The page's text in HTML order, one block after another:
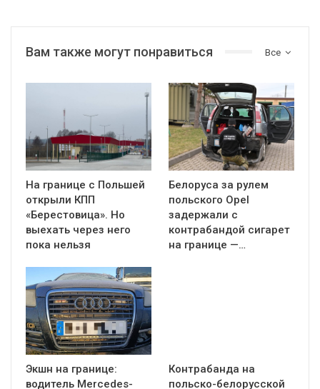
Все
Вам также могут понравиться
На границе с Польшей
открыли КПП
«Берестовица». Но
выехать через него
пока нельзя
Белоруса за рулем
польского Opel
задержали с
контрабандой сигарет
на границе —…
Экшн на границе:
водитель Mercedes-
Контрабанда на
польско-белорусской